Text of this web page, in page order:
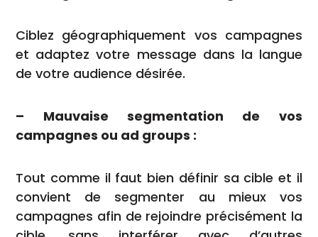
Ciblez géographiquement vos campagnes
et adaptez votre message dans la langue
de votre audience désirée.
– Mauvaise segmentation de vos
campagnes ou ad groups :
Tout comme il faut bien définir sa cible et il
convient de segmenter au mieux vos
campagnes afin de rejoindre précisément la